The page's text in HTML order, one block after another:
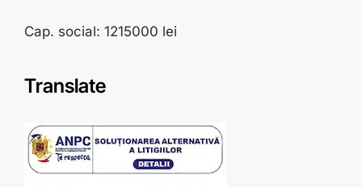
Cap. social: 1215000 lei
Translate